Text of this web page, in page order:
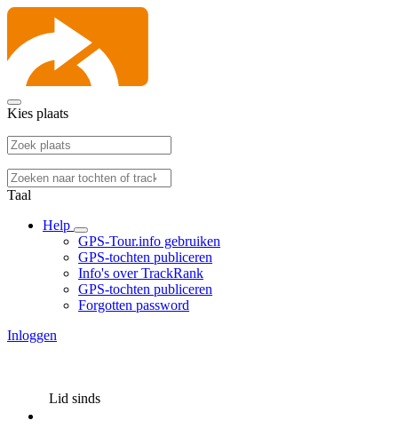
Kies plaats
Taal
Help
GPS-Tour.info gebruiken
GPS-tochten publiceren
Info's over TrackRank
GPS-tochten publiceren
Forgotten password
Inloggen
Lid sinds